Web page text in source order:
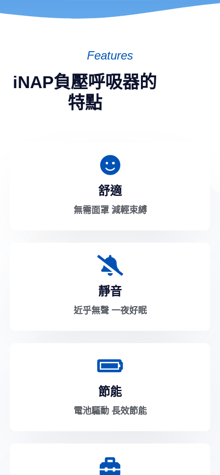
Features
iNAP負壓呼吸器的
特點
舒適
無需面罩 減輕束縛
靜音
近乎無聲 一夜好眠
節能
電池驅動 長效節能